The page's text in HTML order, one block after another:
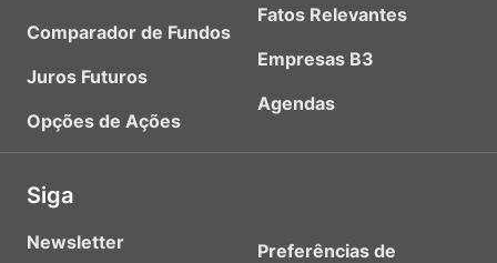
Comparador de Fundos
Juros Futuros
Opções de Ações
Fatos Relevantes
Empresas B3
Agendas
Siga
Newsletter
Preferências de